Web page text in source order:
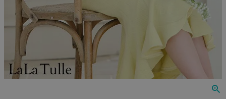
GLAMOROUS
IRMA
浴衣